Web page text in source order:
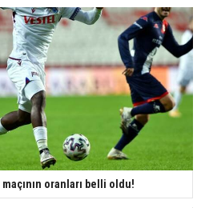
oranları belli oldu!